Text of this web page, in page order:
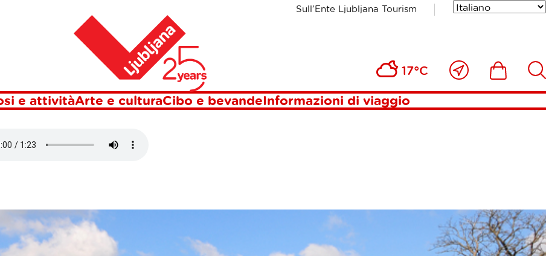
Sull’Ente Ljubljana Tourism
17°C
Vicino
a
me
e attivitàArte e culturaCibo e bevandeInformazioni di viaggio
LUNGOFIUME